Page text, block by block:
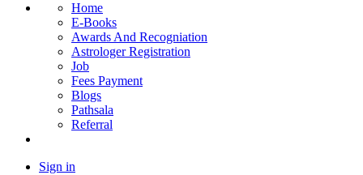
Home
E-Books
Awards And Recogniation
Astrologer Registration
Job
Fees Payment
Blogs
Pathsala
Referral
Sign in